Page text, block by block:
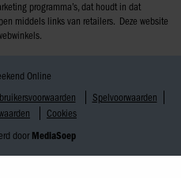
programma’s, dat houdt in dat
middels links van retailers. Deze website
Online
Spelvoorwaarden
Cookies
door MediaSoep